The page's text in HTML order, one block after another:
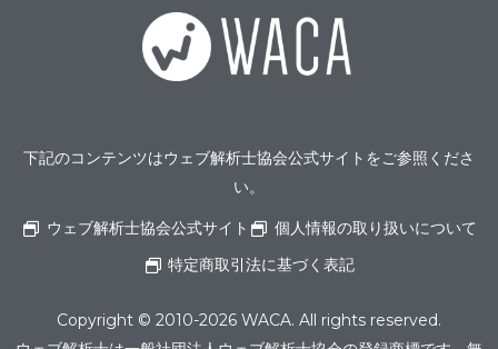
下記のコンテンツはウェブ解析士協会公式サイトをご参照くださ
い。
ウェブ解析士協会公式サイト
個人情報の取り扱いについて
特定商取引法に基づく表記
Copyright © 2010-2026 WACA. All rights reserved.